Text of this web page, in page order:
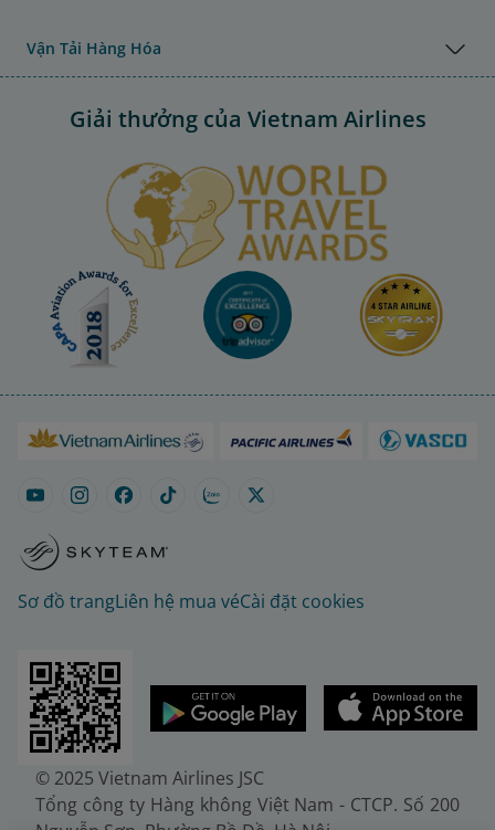
Vận Tải Hàng Hóa
Giải thưởng của Vietnam Airlines
Sơ đồ trangLiên hệ mua véCài đặt cookies
© 2025 Vietnam Airlines JSC
Tổng công ty Hàng không Việt Nam - CTCP. Số 200